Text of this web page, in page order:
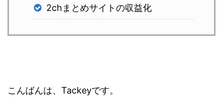
2chまとめサイトの収益化
こんばんは、Tackeyです。